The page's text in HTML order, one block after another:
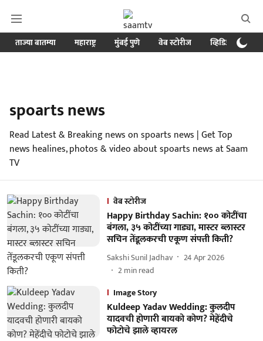
ताज्या बातम्या महाराष्ट्र मुंबई पुणे वेब स्टोरीज व्हिडिओ
spoarts news
Read Latest & Breaking news on spoarts news | Get Top
news healines, photos & video about spoarts news at Saam
TV
वेब स्टोरीज
Happy Birthday Sachin: १०० कोटींचा
बंगला, ३५ कोटींच्या गाड्या, मास्टर ब्लास्टर
सचिन तेंडूलकरची एकूण संपत्ती किती?
Sakshi Sunil Jadhav
24 Apr 2026
2min read
Image Story
Kuldeep Yadav Wedding: कुलदीप
यादवची होणारी बायको कोण? मेहेंदीचे
फोटोचे झाले व्हायरल